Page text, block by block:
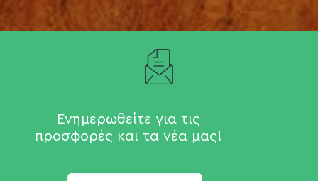
Ενημερωθείτε για τις
προσφορές και τα νέα μας!